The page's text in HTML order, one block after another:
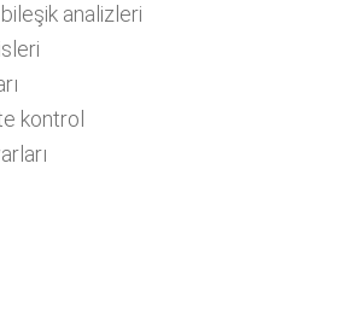
analizleri
kontrol